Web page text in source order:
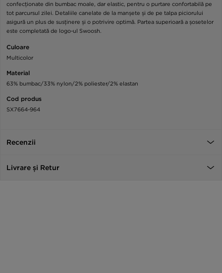
confecționate din bumbac moale, dar elastic, pentru o purtare confortabilă pe
tot parcursul zilei. Detaliile canelate de la manșete și de pe talpa piciorului
asigură un plus de susținere și o potrivire optimă. Partea superioară a șosetelor
este completată de logo-ul Swoosh.
Culoare
Multicolor
Material
63% bumbac/33% nylon/2% poliester/2% elastan
Cod produs
SX7664-964
Recenzii
Livrare și Retur